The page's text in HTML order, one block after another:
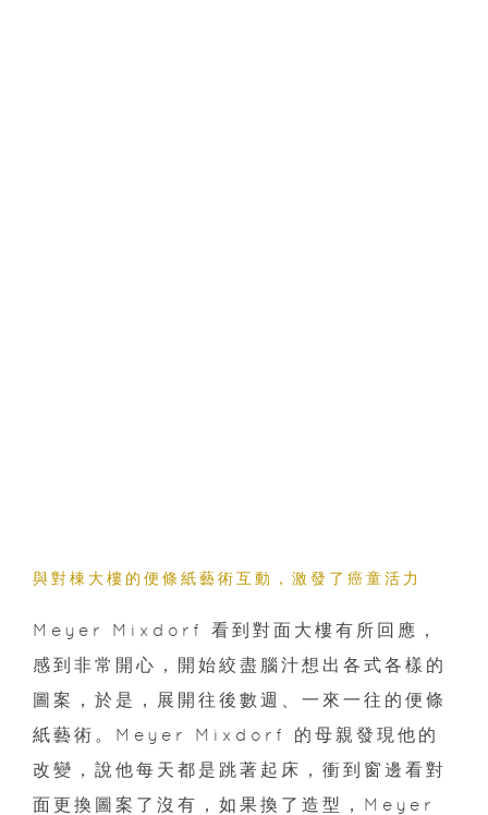
與對棟大樓的便條紙藝術互動，激發了癌童活力
Meyer Mixdorf 看到對面大樓有所回應，
感到非常開心，開始絞盡腦汁想出各式各樣的
圖案，於是，展開往後數週、一來一往的便條
紙藝術。Meyer Mixdorf 的母親發現他的
改變，說他每天都是跳著起床，衝到窗邊看對
面更換圖案了沒有，如果換了造型，Meyer